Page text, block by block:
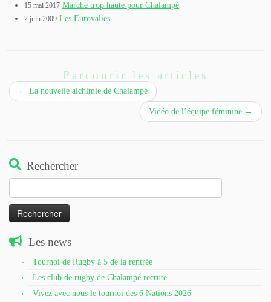
15 mai 2017 Marche trop haute pour Chalampé
2 juin 2009 Les Eurovalies
Parcourir les articles
← La nouvelle alchimie de Chalampé
Vidéo de l’équipe féminine →
Rechercher
Les news
Tournoi de Rugby à 5 de la rentrée
Les club de rugby de Chalampé recrute
Vivez avec nous le tournoi des 6 Nations 2026